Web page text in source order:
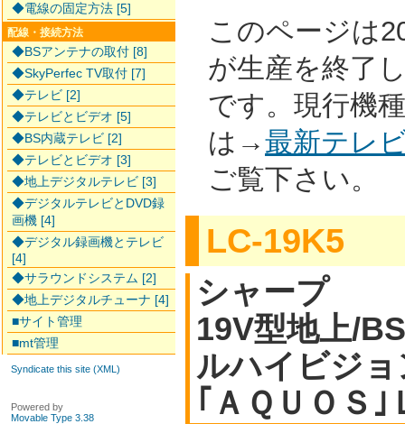
このページは
が生産を終了
です。現行機
は→最新テレ
ご覧下さい。
LC-19K5
シャープ
19V型地上/
ルハイビジ
｢ＡＱＵＯＳ
◆電線の固定方法 [5]
配線・接続方法
◆BSアンテナの取付 [8]
◆SkyPerfec TV取付 [7]
◆テレビ [2]
◆テレビとビデオ [5]
◆BS内蔵テレビ [2]
◆テレビとビデオ [3]
◆地上デジタルテレビ [3]
◆デジタルテレビとDVD録
画機 [4]
◆デジタル録画機とテレビ
[4]
◆サラウンドシステム [2]
◆地上デジタルチューナ [4]
■サイト管理
■mt管理
Syndicate this site (XML)
Powered by
Movable Type 3.38